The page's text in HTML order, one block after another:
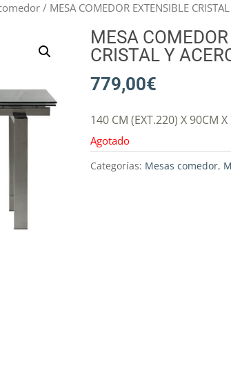
/ MESA COMEDOR EXTENSIBLE CRISTAL
MESA
CRISTAL Y
779,00€
140 CM (EXT.220) X 90CM
Agotado
Categorías: Mesas comedor,